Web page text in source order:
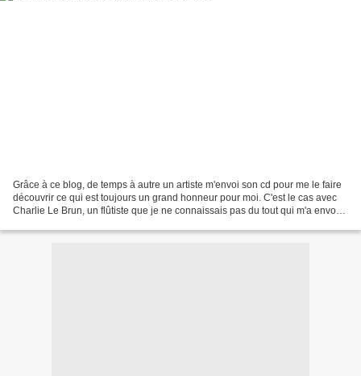
Grâce à ce blog, de temps à autre un artiste m'envoi son cd pour me le faire
découvrir ce qui est toujours un grand honneur pour moi. C'est le cas avec
Charlie Le Brun, un flûtiste que je ne connaissais pas du tout qui m'a envoyé